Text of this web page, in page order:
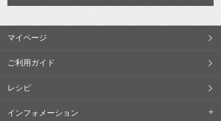
マイページ
ご利用ガイド
レシピ
インフォメーション